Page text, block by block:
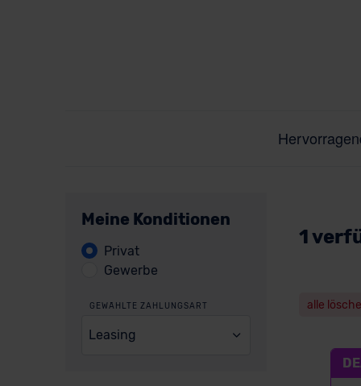
Meine Konditionen
Privat
Gewerbe
GEWÄHLTE ZAHLUNGSART
Leasing
1
alle